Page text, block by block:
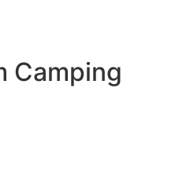
Camping